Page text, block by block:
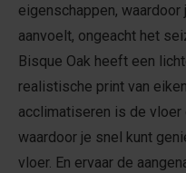
eigenschappen,
aanvoelt, ongeacht het
Bisque Oak heeft een
realistische print van
acclimatiseren is de
waardoor je snel kunt
vloer. En ervaar de